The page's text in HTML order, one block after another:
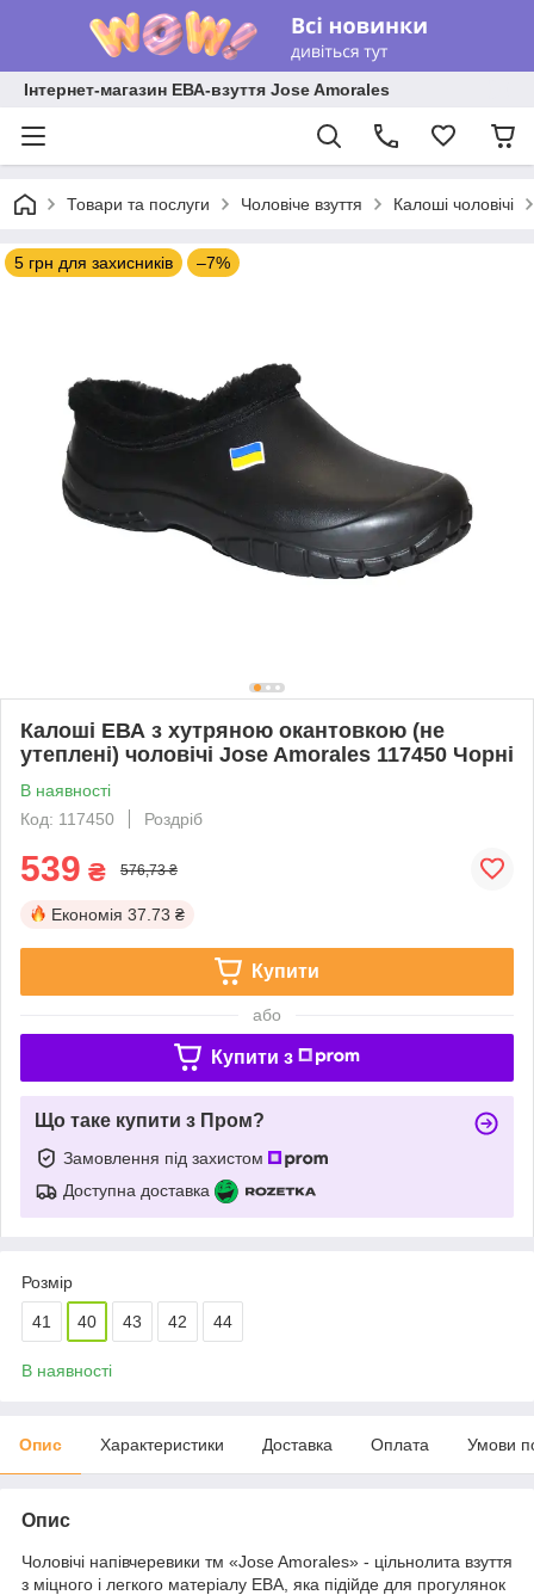
Інтернет-магазин ЕВА-взуття Jose Amorales
Товари та послуги Чоловіче взуття Калоші чоловічі
5 грн для захисників –7%
Калоші ЕВА з хутряною окантовкою (не
утеплені) чоловічі Jose Amorales 117450 Чорні
В наявності
Код: 117450
Роздріб
539 ₴ 576,73 ₴
Економія 37.73 ₴
Купити
або
Купити з
Що таке купити з Пром?
Замовлення під захистом
Доступна доставка
Розмір
41 40 43 42 44
В наявності
Опис Характеристики Доставка Оплата Умови
Опис
Чоловічі напівчеревики тм «Jose Amorales» - цільнолита взуття
з міцного і легкого матеріалу ЕВА, яка підійде для прогулянок